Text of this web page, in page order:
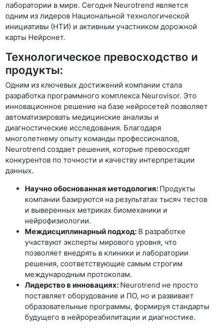
лаборатории в мире. Сегодня Neurotrend является
одним из лидеров Национальной технологической
инициативы (НТИ) и активным участником дорожной
карты Нейронет.
Технологическое превосходство и
продукты:
Одним из ключевых достижений компании стала
разработка программного комплекса Neurovisor. Это
инновационное решение на базе нейросетей позволяет
автоматизировать медицинские анализы и
диагностические исследования. Благодаря
многолетнему опыту команды профессионалов,
Neurotrend создает решения, которые превосходят
конкурентов по точности и качеству интерпретации
данных.
Научно обоснованная методология: Продукты
компании базируются на результатах тысяч тестов
и выверенных метриках биомеханики и
нейрофизиологии.
Междисциплинарный подход: В разработке
участвуют эксперты мирового уровня, что
позволяет внедрять в клиники и лаборатории
решения, соответствующие самым строгим
международным протоколам.
Лидерство в инновациях: Neurotrend не просто
поставляет оборудование и ПО, но и развивает
образовательные программы, формируя стандарты
будущего в нейрореабилитации и диагностике.